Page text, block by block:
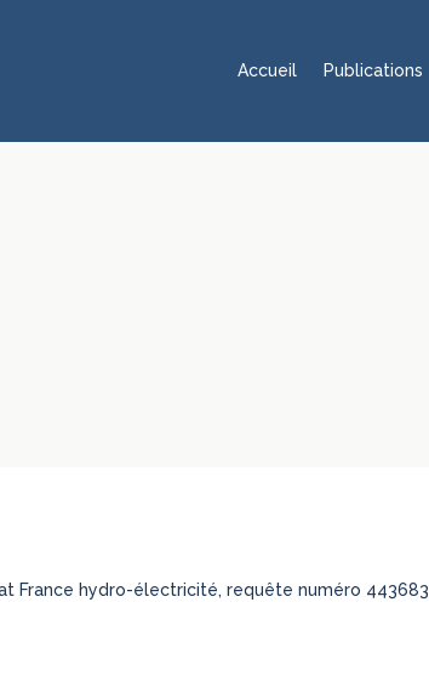
Accueil Publications
France hydro-électricité, requête numéro 443683